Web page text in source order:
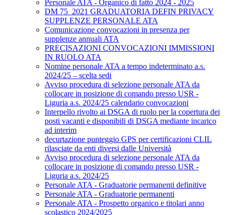
Personale ATA - Organico di fatto 2024 - 2025
DM 75_2021 GRADUATORIA DEFIN PRIVACY
SUPPLENZE PERSONALE ATA
Comunicazione convocazioni in presenza per
supplenze annuali ATA
PRECISAZIONI CONVOCAZIONI IMMISSIONI
IN RUOLO ATA
Nomine personale ATA a tempo indeterminato a.s.
2024/25 – scelta sedi
Avviso procedura di selezione personale ATA da
collocare in posizione di comando presso USR -
Liguria a.s. 2024/25 calendario convocazioni
Interpello rivolto ai DSGA di ruolo per la copertura dei
posti vacanti e disponibili di DSGA mediante incarico
ad interim
decurtazione punteggio GPS per certificazioni CLIL
rilasciate da enti diversi dalle Università
Avviso procedura di selezione personale ATA da
collocare in posizione di comando presso USR -
Liguria a.s. 2024/25
Personale ATA - Graduatorie permanenti definitive
Personale ATA - Graduatorie permanenti
Personale ATA - Prospetto organico e titolari anno
scolastico 2024/2025